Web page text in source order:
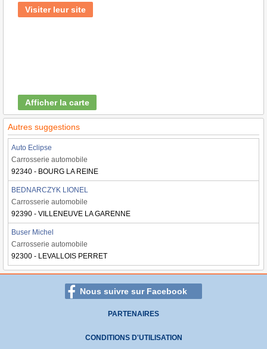
Visiter leur site
Afficher la carte
Autres suggestions
Auto Eclipse
Carrosserie automobile
92340 - BOURG LA REINE
BEDNARCZYK LIONEL
Carrosserie automobile
92390 - VILLENEUVE LA GARENNE
Buser Michel
Carrosserie automobile
92300 - LEVALLOIS PERRET
Nous suivre sur Facebook
PARTENAIRES
CONDITIONS D'UTILISATION